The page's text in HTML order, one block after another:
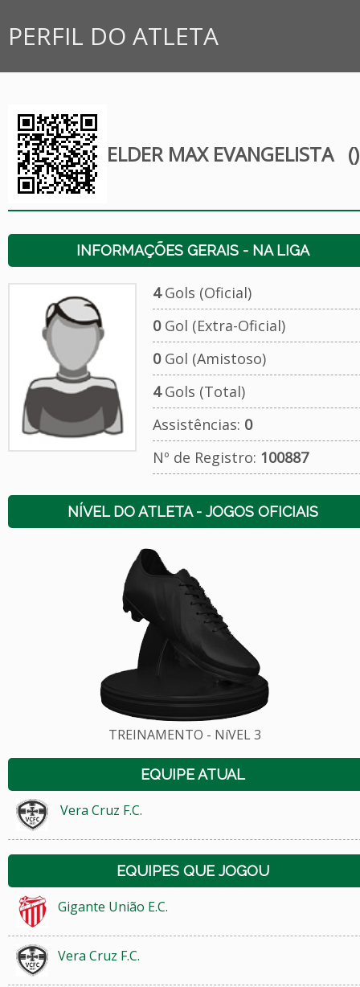
PERFIL DO ATLETA
ELDER MAX EVANGELISTA ()
INFORMAÇÕES GERAIS - NA LIGA
4Gols (Oficial)
0Gol (Extra-Oficial)
0Gol (Amistoso)
4Gols (Total)
Assistências: 0
Nº de Registro: 100887
NÍVEL DO ATLETA - JOGOS OFICIAIS
TREINAMENTO - NíVEL 3
EQUIPE ATUAL
Vera Cruz F.C.
EQUIPES QUE JOGOU
Gigante União E.C.
Vera Cruz F.C.